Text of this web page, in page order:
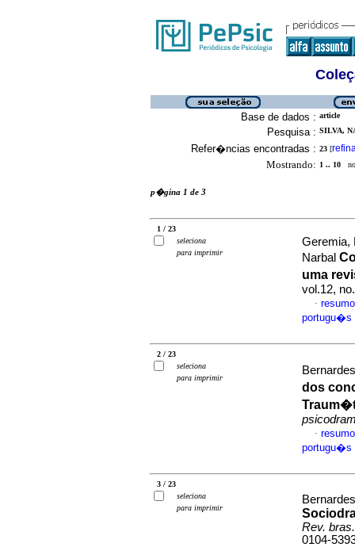
Base de dados : article
Pesquisa : SILVA,
Refer�ncias encontradas : 23 [
Mostrando: 1 .. 10
p�gina 1 de 3
1 / 23
seleciona
para imprimir
Geremia,
Narbal
uma
vol.12,
·
portugu�s
2 / 23
seleciona
para imprimir
dos
·
portugu�s
3 / 23
seleciona
para imprimir
Rev.
0104-